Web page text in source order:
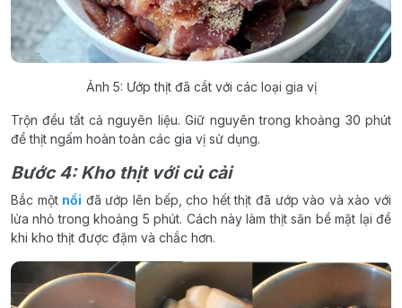
Ảnh 5: Ướp thịt đã cắt với các loại gia vị
Trộn đều tất cả nguyên liệu. Giữ nguyên trong khoảng 30 phút
để thịt ngấm hoàn toàn các gia vị sử dụng.
Bước 4: Kho thịt với củ cải
Bắc một nồi đã ướp lên bếp, cho hết thịt đã ướp vào và xào với
lửa nhỏ trong khoảng 5 phút. Cách này làm thịt săn bề mặt lại để
khi kho thịt được đậm và chắc hơn.